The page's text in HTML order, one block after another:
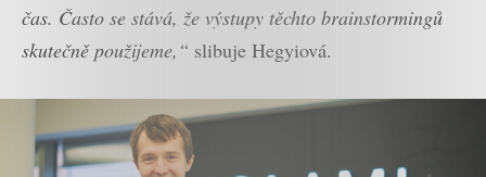
čas. Často se stává, že výstupy těchto brainstormingů
skutečně použijeme,“ slibuje Hegyiová.